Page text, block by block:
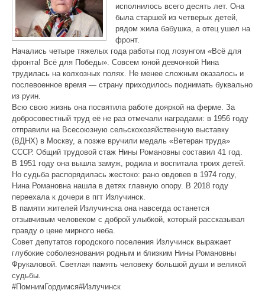
исполнилось всего десять лет. Она
была старшей из четверых детей,
рядом жила бабушка, а отец ушел на
фронт.
Начались четыре тяжелых года работы под лозунгом «Всё для
фронта! Всё для Победы». Совсем юной девчонкой Нина
трудилась на колхозных полях. Не менее сложным оказалось и
послевоенное время — страну приходилось поднимать буквально
из руин.
Всю свою жизнь она посвятила работе дояркой на ферме. За
добросовестный труд её не раз отмечали наградами: в 1956 году
отправили на Всесоюзную сельскохозяйственную выставку
(ВДНХ) в Москву, а позже вручили медаль «Ветеран труда»
СССР. Общий трудовой стаж Нины Романовны составил 41 год.
В 1951 году она вышла замуж, родила и воспитала троих детей.
Но судьба распорядилась жестоко: рано овдовев в 1974 году,
Нина Романовна нашла в детях главную опору. В 2018 году
переехала к дочери в пгт Излучинск.
В памяти жителей Излучинска она навсегда останется
отзывчивым человеком с доброй улыбкой, который рассказывал
правду о цене мирного неба.
Совет депутатов городского поселения Излучинск выражает
глубокие соболезнования родным и близким Нины Романовны
Фрукаловой. Светлая память человеку большой души и великой
судьбы.
#ПомнимГордимся#Излучинск